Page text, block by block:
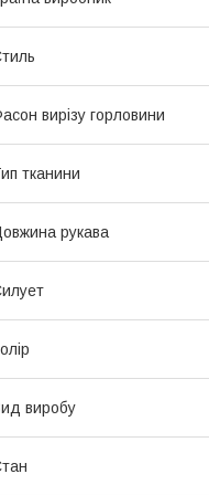
вирізу горловини
тканини
рукава
виробу